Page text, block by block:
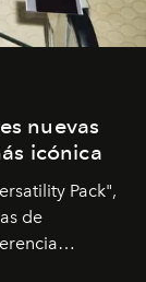
nuevas
icónica
Pack",
de
en el